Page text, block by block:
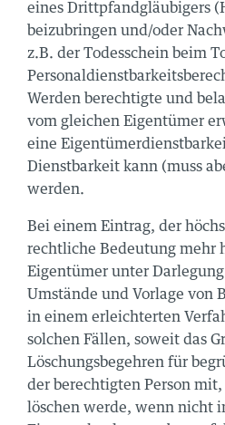
eines Drittpfandgläubigers
beizubringen und/oder
z.B. der Todesschein beim
Werden berechtigte und
vom gleichen Eigentümer
eine
Dienstbarkeit kann (muss
werden.
Bei einem Eintrag, der
rechtliche Bedeutung mehr
Eigentümer unter
Umstände und Vorlage von
in einem erleichterten
solchen Fällen, soweit das
Löschungsbegehren für
der berechtigten Person mit,
löschen werde, wenn nicht